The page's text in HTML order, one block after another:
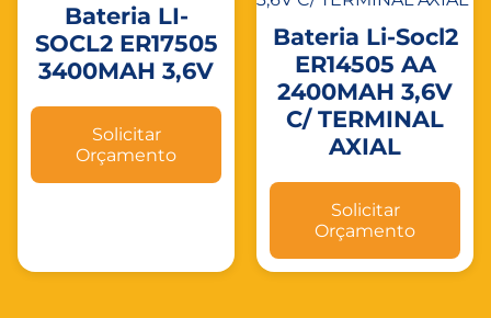
Bateria LI-
SOCL2 ER17505
3400MAH 3,6V
Solicitar
Orçamento
Bateria Li-Socl2
ER14505 AA
2400MAH 3,6V
C/ TERMINAL
AXIAL
Solicitar
Orçamento